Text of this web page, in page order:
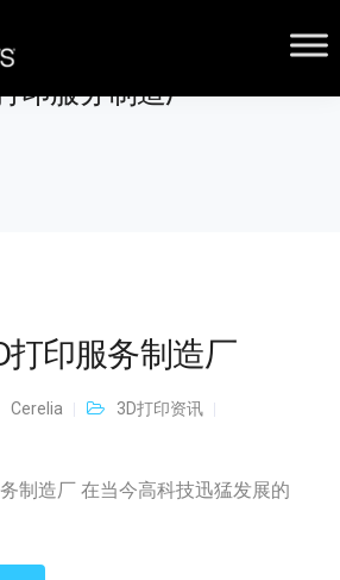
印服务制造厂
打印服务制造厂
Cerelia
3D打印资讯
制造厂
制造厂 在当今高科技迅猛发展的